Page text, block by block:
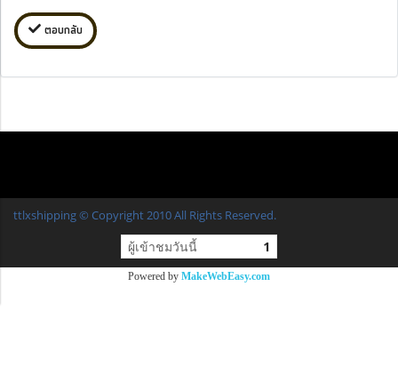
ตอบกลับ
ttlxshipping © Copyright 2010 All Rights Reserved.
ผู้เข้าชมวันนี้ 1
Powered by MakeWebEasy.com